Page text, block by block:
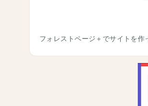
フォレストページ＋でサイトを作